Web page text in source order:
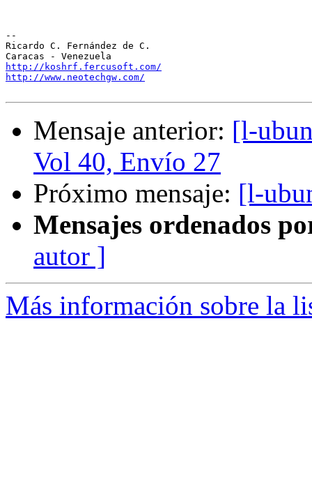
--
Ricardo C. Fernández de C.
http://koshrf.fercusoft.com/
http://www.neotechgw.com/
Mensaje anterior: [l-
Vol 40, Envío 27
Próximo mensaje: [l-
Mensajes ordenados
autor ]
Más información sobre la